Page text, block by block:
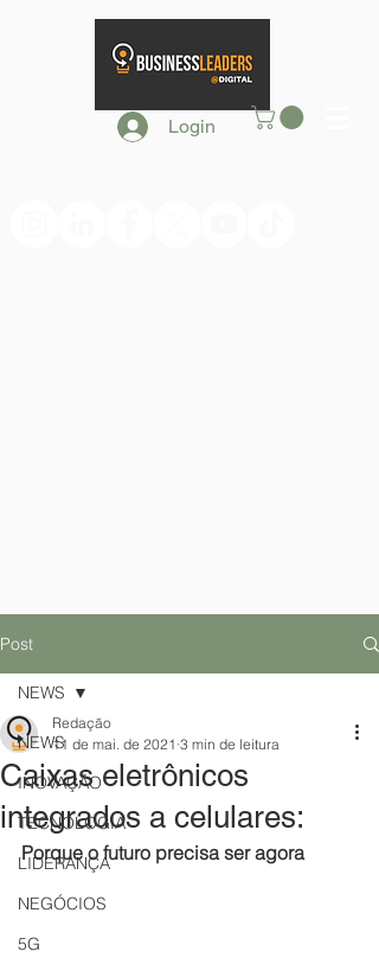
Login
Post
NEWS
INOVAÇÃO
TECNOLOGIA
LIDERANÇA
NEGÓCIOS
5G
NEWS
Caixas eletrônicos
integrados a celulares:
Redação
11 de mai. de 2021 3 min de leitura
Porque o futuro precisa ser agora